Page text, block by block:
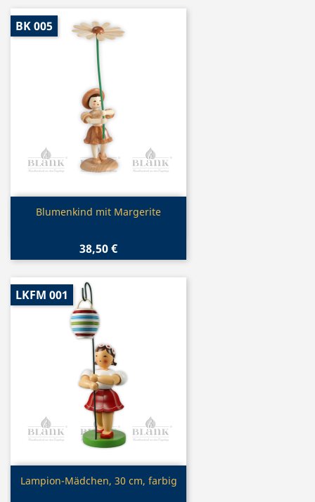
Vorschau
Blumenkind mit Margerite
38,50 €
BK 005
Vorschau
Lampion-Mädchen, 30 cm, farbig
LKFM 001